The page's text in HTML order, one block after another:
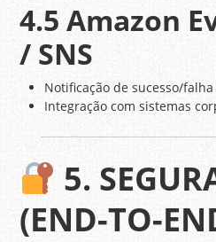
4.5 Amazon
/ SNS
Notificação de sucesso/
Integração com sistemas
5.
(END-TO-